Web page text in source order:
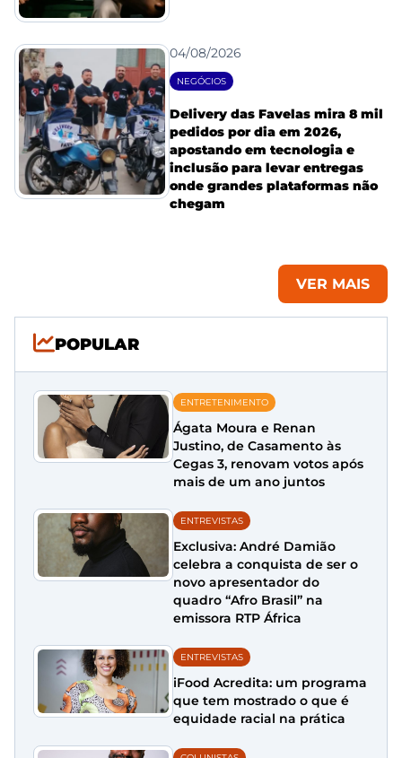
04/08/2026
NEGÓCIOS
Delivery das Favelas mira 8 mil
pedidos por dia em 2026,
apostando em tecnologia e
inclusão para levar entregas
onde grandes plataformas não
chegam
VER MAIS
POPULAR
ENTRETENIMENTO
Ágata Moura e Renan
Justino, de Casamento às
Cegas 3, renovam votos após
mais de um ano juntos
ENTREVISTAS
Exclusiva: André Damião
celebra a conquista de ser o
novo apresentador do
quadro “Afro Brasil” na
emissora RTP África
ENTREVISTAS
iFood Acredita: um programa
que tem mostrado o que é
equidade racial na prática